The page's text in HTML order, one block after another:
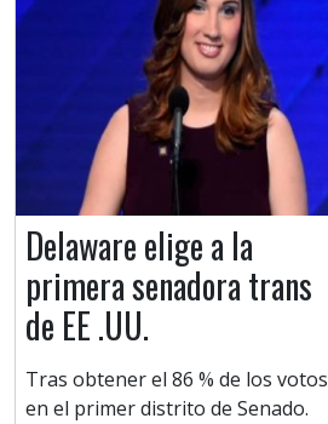
Delaware elige a la
primera senadora trans
de EE .UU.
Tras obtener el 86 % de los votos
en el primer distrito de Senado.